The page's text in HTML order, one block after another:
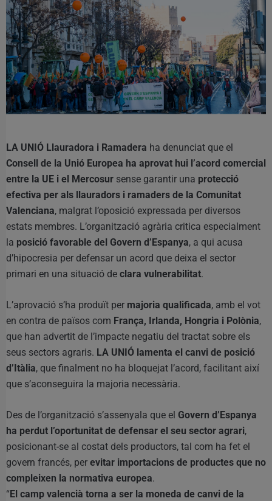
LA UNIÓ Llauradora i Ramadera ha denunciat que el
Consell de la Unió Europea ha aprovat hui l’acord comercial
entre la UE i el Mercosur sense garantir una protecció
efectiva per als llauradors i ramaders de la Comunitat
Valenciana, malgrat l’oposició expressada per diversos
estats membres. L’organització agrària critica especialment
la posició favorable del Govern d’Espanya, a qui acusa
d’hipocresia per defensar un acord que deixa el sector
primari en una situació de clara vulnerabilitat.
L’aprovació s’ha produït per majoria qualificada, amb el vot
en contra de països com França, Irlanda, Hongria i Polònia,
que han advertit de l’impacte negatiu del tractat sobre els
seus sectors agraris. LA UNIÓ lamenta el canvi de posició
d’Itàlia, que finalment no ha bloquejat l’acord, facilitant així
que s’aconseguira la majoria necessària.
Des de l’organització s’assenyala que el Govern d’Espanya
ha perdut l’oportunitat de defensar el seu sector agrari,
posicionant-se al costat dels productors, tal com ha fet el
govern francés, per evitar importacions de productes que no
compleixen la normativa europea.
“ El camp valencià torna a ser la moneda de canvi de la